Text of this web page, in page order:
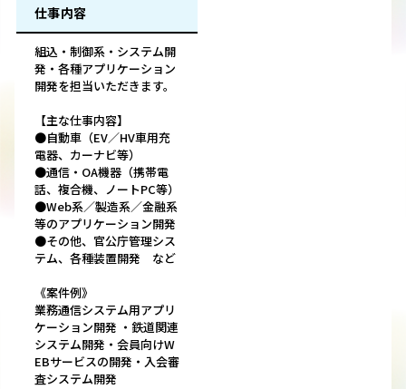
仕事内容
組込・制御系・システム開
発・各種アプリケーション
開発を担当いただきます。
【主な仕事内容】
●自動車（EV／HV車用充
電器、カーナビ等）
●通信・OA機器（携帯電
話、複合機、ノートPC等）
●Web系／製造系／金融系
等のアプリケーション開発
●その他、官公庁管理シス
テム、各種装置開発 など
《案件例》
業務通信システム用アプリ
ケーション開発 ・鉄道関連
システム開発・会員向けW
EBサービスの開発・入会審
査システム開発